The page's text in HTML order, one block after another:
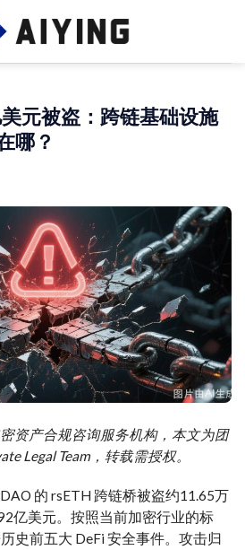
元被盗：跨链基础设施
哪？
资产合规咨询服务机构，本文为团
Legal Team，转载需授权。
的 rsETH 跨链桥被盗约11.65万
亿美元。按照当前加密行业的标
史前五大 DeFi 安全事件。攻击归